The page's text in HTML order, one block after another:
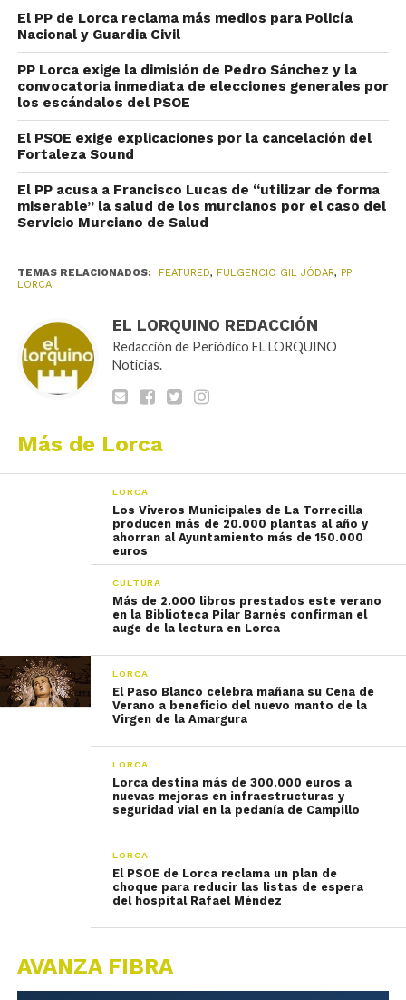
El PP de Lorca reclama más medios para Policía
Nacional y Guardia Civil
PP Lorca exige la dimisión de Pedro Sánchez y la
convocatoria inmediata de elecciones generales por
los escándalos del PSOE
El PSOE exige explicaciones por la cancelación del
Fortaleza Sound
El PP acusa a Francisco Lucas de “utilizar de forma
miserable” la salud de los murcianos por el caso del
Servicio Murciano de Salud
TEMAS RELACIONADOS: FEATURED, FULGENCIO GIL JÓDAR, PP
LORCA
EL LORQUINO REDACCIÓN
Redacción de Periódico EL LORQUINO
Noticias.
Más de Lorca
LORCA
Los Viveros Municipales de La Torrecilla
producen más de 20.000 plantas al año y
ahorran al Ayuntamiento más de 150.000
euros
CULTURA
Más de 2.000 libros prestados este verano
en la Biblioteca Pilar Barnés confirman el
auge de la lectura en Lorca
LORCA
El Paso Blanco celebra mañana su Cena de
Verano a beneficio del nuevo manto de la
Virgen de la Amargura
LORCA
Lorca destina más de 300.000 euros a
nuevas mejoras en infraestructuras y
seguridad vial en la pedanía de Campillo
LORCA
El PSOE de Lorca reclama un plan de
choque para reducir las listas de espera
del hospital Rafael Méndez
AVANZA FIBRA